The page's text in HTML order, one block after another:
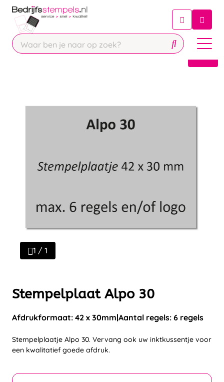
Chatbot
Chat 24/7 met onze chatbot voor
Contact
1 / 1
Stempelplaat Alpo 30
Afdrukformaat: 42 x 30mm Aantal regels: 6 regels
Stempelplaatje Alpo 30. Vervang ook uw inktkussentje voor
een kwalitatief goede afdruk.